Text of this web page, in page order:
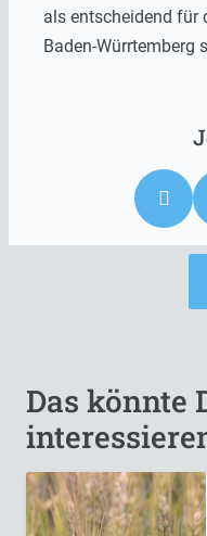
als entscheidend für
Baden-Würrtemberg
Das könnte